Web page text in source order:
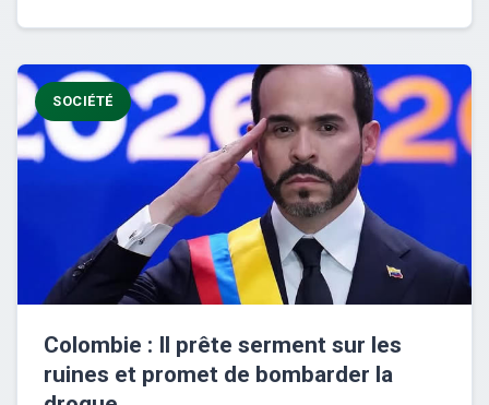
SOCIÉTÉ
Colombie : Il prête serment sur les
ruines et promet de bombarder la